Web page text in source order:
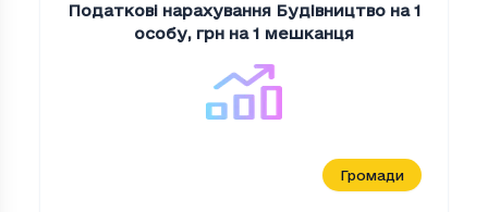
Податкові нарахування Будiвництво на 1
особу, грн на 1 мешканця
Громади